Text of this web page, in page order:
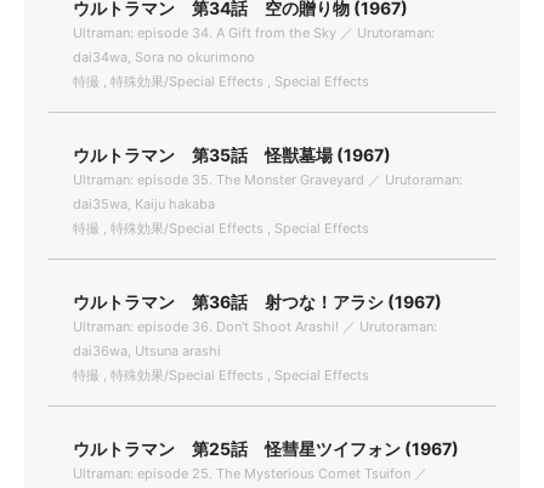
ウルトラマン 第34話 空の贈り物 (1967)
Ultraman: episode 34. A Gift from the Sky ／ Urutoraman:
dai34wa, Sora no okurimono
特撮 , 特殊効果/Special Effects , Special Effects
ウルトラマン 第35話 怪獣墓場 (1967)
Ultraman: episode 35. The Monster Graveyard ／ Urutoraman:
dai35wa, Kaiju hakaba
特撮 , 特殊効果/Special Effects , Special Effects
ウルトラマン 第36話 射つな！アラシ (1967)
Ultraman: episode 36. Don't Shoot Arashi! ／ Urutoraman:
dai36wa, Utsuna arashi
特撮 , 特殊効果/Special Effects , Special Effects
ウルトラマン 第25話 怪彗星ツイフォン (1967)
Ultraman: episode 25. The Mysterious Comet Tsuifon ／